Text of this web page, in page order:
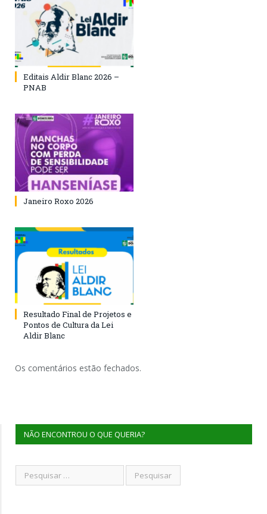
Editais Aldir Blanc 2026 –
PNAB
Janeiro Roxo 2026
Resultado Final de Projetos e
Pontos de Cultura da Lei
Aldir Blanc
Os comentários estão fechados.
NÃO ENCONTROU O QUE QUERIA?